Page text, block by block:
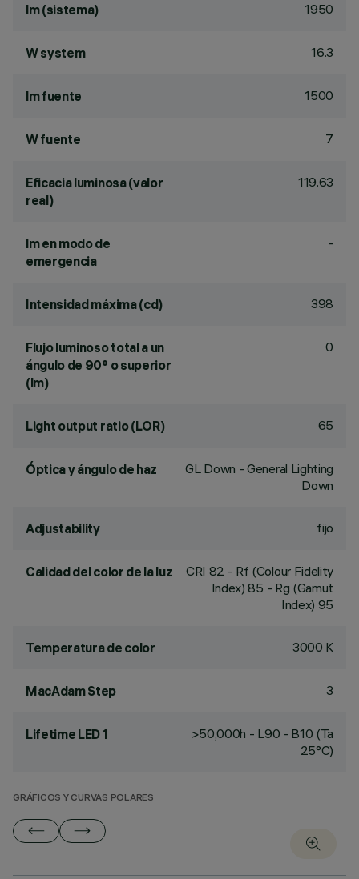
lm (sistema) 1950
W system 16.3
lm fuente 1500
W fuente 7
Eficacia luminosa (valor
real)
119.63
lm en modo de
emergencia
-
Intensidad máxima (cd) 398
Flujo luminoso total a un
ángulo de 90° o superior
(lm)
0
Light output ratio (LOR) 65
Óptica y ángulo de haz
GL Down - General Lighting
Down
Adjustability fijo
Calidad del color de la luz CRI 82 - Rf (Colour Fidelity
Index) 85 - Rg (Gamut
Index) 95
Temperatura de color 3000 K
MacAdam Step 3
Lifetime LED 1
>50,000h - L90 - B10 (Ta
25°C)
GRÁFICOS Y CURVAS POLARES